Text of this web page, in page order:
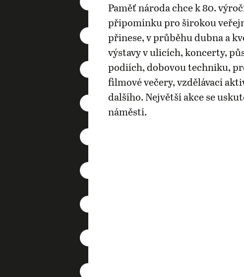
Paměť národa chce k 80.
připomínku pro širokou
přinese, v průběhu dubna a
výstavy v ulicích, koncerty,
podiích, dobovou techniku,
filmové večery, vzdělávací
dalšího. Největší akce se
náměstí.